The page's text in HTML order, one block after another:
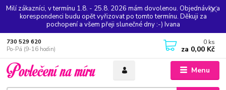
Milí zákazníci, v termínu 1.8. - 25.8. 2026 mám dovolenou. Objednávky a
korespondenci budu opět vyřizovat po tomto termínu. Děkuji za
pochopení a všem přeji slunečné dny :-) Ivana
Menu
730 529 620
Po-Pá (9-16 hodin)
0 ks
za 0,00 Kč